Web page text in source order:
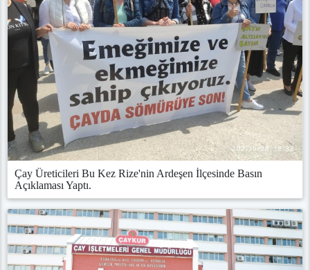
Çay Üreticileri Bu Kez Rize'nin Ardeşen İlçesinde Basın
Açıklaması Yaptı.